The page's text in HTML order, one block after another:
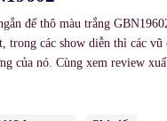
đế thô màu trắng
trong các show diễn thì các
của nó. Cùng xem review